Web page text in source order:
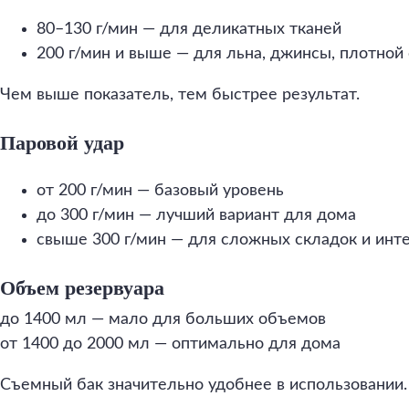
80–130 г/мин — для деликатных тканей
200 г/мин и выше — для льна, джинсы,
Чем выше показатель, тем быстрее результат.
Паровой удар
от 200 г/мин — базовый уровень
до 300 г/мин — лучший вариант для дома
свыше 300 г/мин — для сложных складок и
Объем резервуара
до 1400 мл — мало для больших объемов
от 1400 до 2000 мл — оптимально для дома
Съемный бак значительно удобнее в использовании.